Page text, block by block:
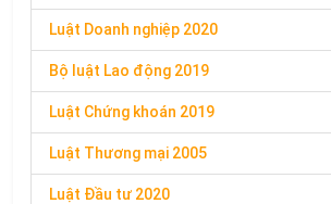
Luật Doanh nghiệp 2020
Bộ luật Lao động 2019
Luật Chứng khoán 2019
Luật Thương mại 2005
Luật Đầu tư 2020